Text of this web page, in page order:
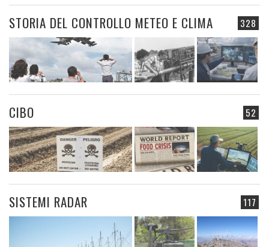
328
STORIA DEL CONTROLLO METEO E CLIMA
52
CIBO
117
SISTEMI RADAR